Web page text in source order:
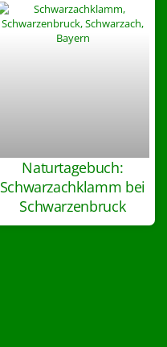
Naturtagebuch:
Schwarzachklamm bei
Schwarzenbruck